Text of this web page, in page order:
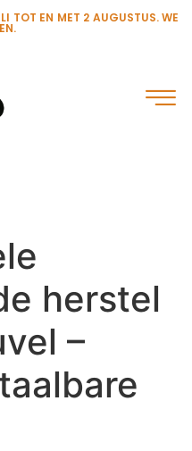
TOT EN MET 2 AUGUSTUS. WE
herstel
–